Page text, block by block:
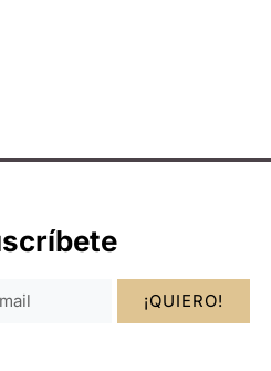
¡QUIERO!